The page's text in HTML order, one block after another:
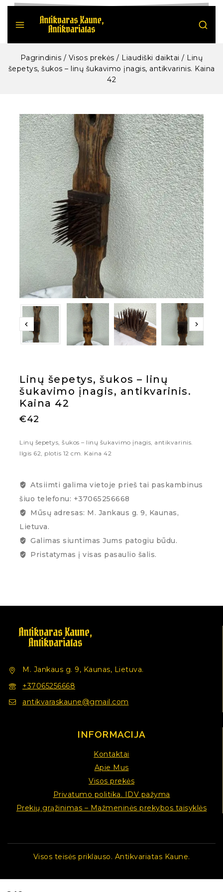
Pagrindinis / Visos prekės / Liaudiški daiktai / Linų
šepetys, šukos – linų šukavimo įnagis, antikvarinis. Kaina
42
Linų šepetys, šukos – linų
šukavimo įnagis, antikvarinis.
Kaina 42
€42
Linų šepetys, šukos – linų šukavimo įnagis, antikvarinis.
Ilgis 62, plotis 12 cm. Kaina 42
Atsiimti galima vietoje prieš tai paskambinus
šiuo telefonu: +37065256668
Mūsų adresas: M. Jankaus g. 9, Kaunas,
Lietuva.
Galimas siuntimas Jums patogiu būdu.
Pristatymas į visas pasaulio šalis.
M. Jankaus g. 9, Kaunas, Lietuva.
+37065256668
antikvaraskaune@gmail.com
INFORMACIJA
Kontaktai
Apie Mus
Visos prekės
Privatumo politika. IDV pažyma
Prekių grąžinimas – Mažmeninės prekybos taisyklės
Visos teisės priklauso. Antikvariatas Kaune.